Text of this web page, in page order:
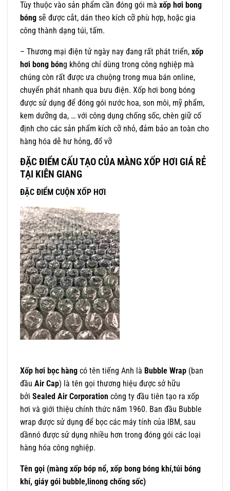
Tùy thuộc vào sản phẩm cần đóng gói mà xốp hơi bong
bóng sẽ được cắt, dán theo kích cỡ phù hợp, hoặc gia
công thành dạng túi, tấm.
– Thương mại điện tử ngày nay đang rất phát triển, xốp
hơi bong bóng không chỉ dùng trong công nghiệp mà
chúng còn rất được ưa chuộng trong mua bán online,
chuyển phát nhanh qua bưu điện. Xốp hơi bong bóng
được sử dụng để đóng gói nước hoa, son môi, mỹ phẩm,
kem dưỡng da, … với công dụng chống sốc, chèn giữ cố
định cho các sản phẩm kích cỡ nhỏ, đảm bảo an toàn cho
hàng hóa dễ hư hỏng, đổ vỡ
ĐẶC ĐIỂM CẤU TẠO CỦA MÀNG XỐP HƠI GIÁ RẺ
TẠI KIÊN GIANG
ĐẶC ĐIỂM CUỘN XỐP HƠI
Xốp hơi bọc hàng có tên tiếng Anh là Bubble Wrap (ban
đầu Air Cap) là tên gọi thương hiệu được sở hữu
bởi Sealed Air Corporation công ty đầu tiên tạo ra xốp
hơi và giới thiệu chính thức năm 1960. Ban đầu Bubble
wrap được sử dụng để bọc các máy tính của IBM, sau
dầnnó được sử dụng nhiều hơn trong đóng gói các loại
hàng hóa công nghiệp.
Tên gọi (màng xốp bóp nổ, xốp bong bóng khí,túi bóng
khí, giáy gói bubble,linong chống sốc)